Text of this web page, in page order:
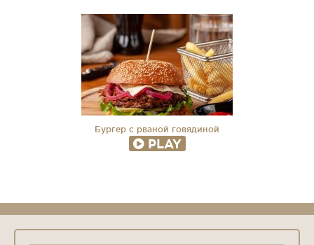
Бургер с рваной говядиной
PLAY